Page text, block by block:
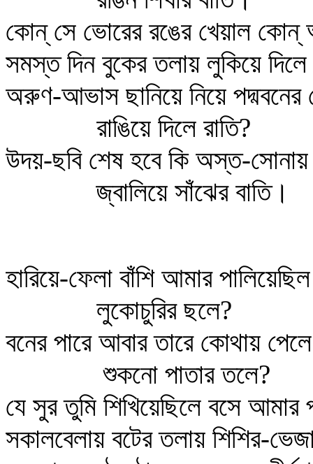
কোন্‌ সে ভোরের রঙের খেয়াল
সমস্ত দিন বুকের তলায় লুকিয়ে দিলে
অরুণ-আভাস ছানিয়ে নিয়ে পদ্মবনের
রাঙিয়ে দিলে রাতি?
উদয়-ছবি শেষ হবে কি অস্ত-
জ্বালিয়ে সাঁঝের বাতি।
হারিয়ে-ফেলা বাঁশি আমার
লুকোচুরির ছলে?
বনের পারে আবার তারে কোথায়
শুকনো পাতার তলে?
যে সুর তুমি শিখিয়েছিলে বসে আমার
সকালবেলায় বটের তলায় শিশির-